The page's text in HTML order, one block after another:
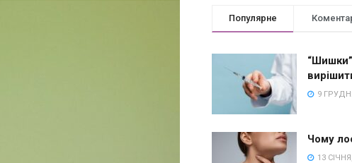
Популярне
“Шишки”
9
Чому
13